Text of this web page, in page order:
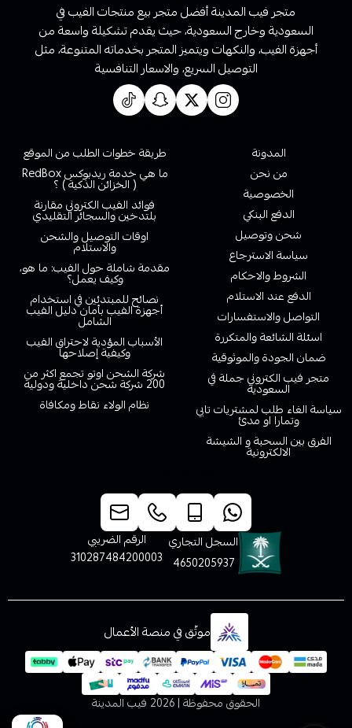
متجر فيب المدينة أفضل متجر بيع منتجات الفيب في
السعودية وخارج السعودية، حيث يقدم تشكيلة واسعة من
أجهزة الفيب، والنكهات ويتميز المتجر بخدماته المتنوعة، مثل
التوصيل السريع، والاسعار التنافسية
المدونة
من نحن
الخصوصية
الدفع البنكي
شحن وتوصيل
سياسة الاسترجاع
الشروط والاحكام
الدفع عند الاستلام
التواصل والاستفسارات
اسئلة الشائعة والمتكررة
ضمان الجودة والموثوقية
متجر فيب الكتروني جملة في
السعودية
سياسة الغاء طلب لمشتريات تابي
وتمارا او مدئ
الفرق بين السحبة و الشيشة
الالكترونية
طريقة خطوات الطلب من الموقع
ما هي خدمة ريدبوكس RedBox
( الخزائن الذكية ) ؟
فوائد الفيب الكتروني مقارنة
بلتدخين والسجائر التقليدي
اوقات التوصيل والشحن
والاستلام
مقدمة شاملة حول الفيب: ما هو،
وكيف يعمل؟
نصائح للمبتدئين في استخدام
أجهزة الفيب بأمان دليل الفيب
الشامل
الأسباب المؤدية لاحتراق الفيب
وكيفية إصلاحها
شركة الشحن اوتو تجمع اكثر من
200 شركة شحن داخلية ودولية
نظام الولاء نقاط ومكافاة
السجل التجاري
4650205937
الرقم الضريبي
310287484200003
موثّق في منصة الأعمال
الحقوق محفوظة | 2026 فيب المدينة